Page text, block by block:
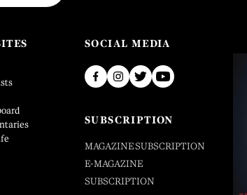
SOCIAL MEDIA
SUBSCRIPTION
MAGAZINE SUBSCRIPTION
E-MAGAZINE
SUBSCRIPTION